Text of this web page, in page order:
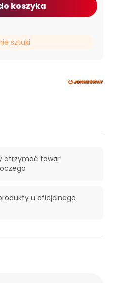
otrzymać towar
u oficjalnego
koszyka
sztuki